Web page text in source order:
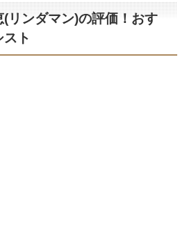
リンダマン)の評価！おす
ト